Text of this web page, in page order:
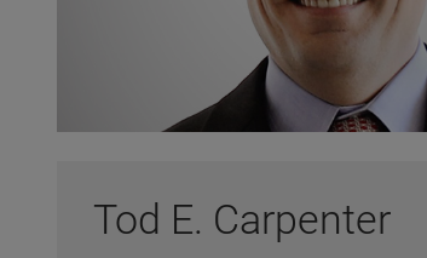
Tod E. Carpenter